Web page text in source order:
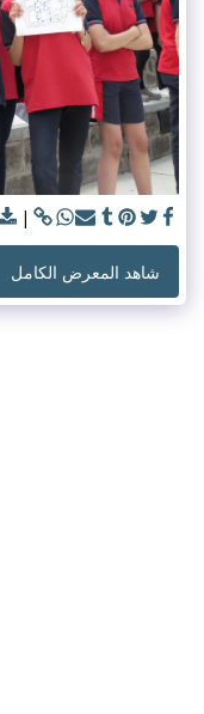
شاهد المعرض الكامل